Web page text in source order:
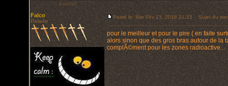
Auteur
Falco
Paladin
Posté le: Mar Fév 13, 2018 21:23 Sujet du
pour le meilleur et pour le pire ( en faite
alors sinon que des gros bras autour de la
complÃ©ment pour les zones radioactive...